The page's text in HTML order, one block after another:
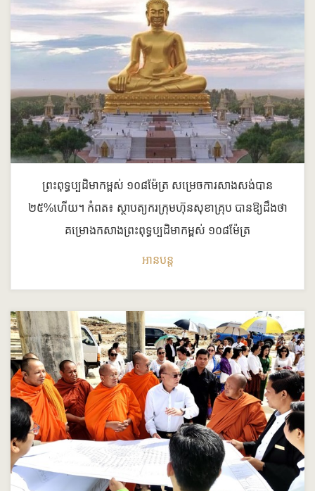
ព្រះពុទ្ធប្បដិមាកម្ពស់ ១០៨ម៉ែត្រ​ សម្រេចការសាងសង់បាន​
២៥%ហើយ។ កំពត៖​ ស្ថាបត្យករក្រុមហ៊ុនសុខាគ្រុប​ បានឱ្យដឹងថា
គម្រោងកសាងព្រះពុទ្ធប្បដិមាកម្ពស់ ១០៨ម៉ែត្រ
អានបន្ត